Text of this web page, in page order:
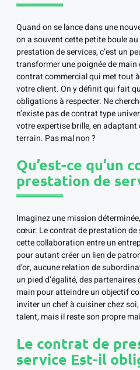
Quand on se lance dans une
on a souvent cette petite boule
prestation de services, c’est un
transformer une poignée de main
contrat commercial qui met tout
votre client. On y définit qui fait
obligations à respecter. Ne
n’existe pas de contrat type
votre expertise brille, en adaptant
terrain. Pas mal non ?
Qu’est-ce qu’un
prestation de
Imaginez une mission
cœur. Le contrat de prestation de
cette collaboration entre un
pour autant créer un lien de
d’or, aucune relation de
un pied d’égalité, des
main pour atteindre un objectif
inviter un chef à cuisiner chez
talent, mais il reste son propre
Le contrat de
service Est-il